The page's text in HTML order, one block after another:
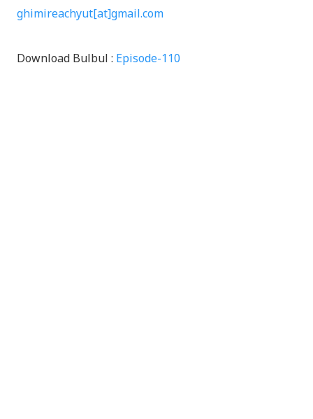
ghimireachyut[at]gmail.com
Download Bulbul : Episode-110